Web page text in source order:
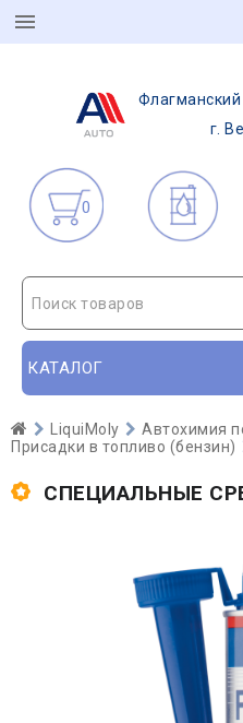
г.
0
Поиск товаров
КАТАЛОГ
LiquiMoly
Автохимия
Присадки в топливо (бензин)
СПЕЦИАЛЬНЫЕ